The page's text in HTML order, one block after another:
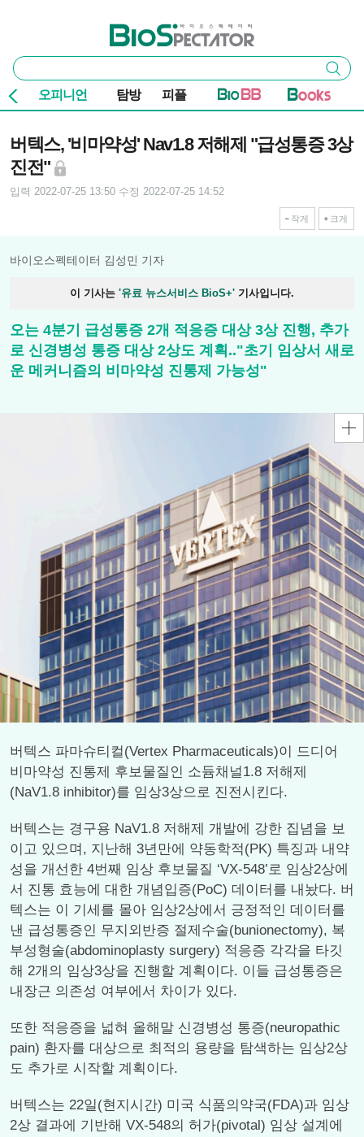
바이오스펙테이터
통
합
검
색
검색
오피니언 탐방 피플
버텍스, '비마약성' Nav1.8 저해제 "급성통증 3상
진전"
입력 2022-07-25 13:50 수정 2022-07-25 14:52
작게 크게
바이오스펙테이터 김성민 기자
이 기사는 '유료 뉴스서비스 BioS+' 기사입니다.
오는 4분기 급성통증 2개 적응증 대상 3상 진행, 추가
로 신경병성 통증 대상 2상도 계획.."초기 임상서 새로
운 메커니즘의 비마약성 진통제 가능성"
버텍스 파마슈티컬(Vertex Pharmaceuticals)이 드디어
비마약성 진통제 후보물질인 소듐채널1.8 저해제
(NaV1.8 inhibitor)를 임상3상으로 진전시킨다.
버텍스는 경구용 NaV1.8 저해제 개발에 강한 집념을 보
이고 있으며, 지난해 3년만에 약동학적(PK) 특징과 내약
성을 개선한 4번째 임상 후보물질 ‘VX-548’로 임상2상에
서 진통 효능에 대한 개념입증(PoC) 데이터를 내놨다. 버
텍스는 이 기세를 몰아 임상2상에서 긍정적인 데이터를
낸 급성통증인 무지외반증 절제수술(bunionectomy), 복
부성형술(abdominoplasty surgery) 적응증 각각을 타깃
해 2개의 임상3상을 진행할 계획이다. 이들 급성통증은
내장근 의존성 여부에서 차이가 있다.
또한 적응증을 넓혀 올해말 신경병성 통증(neuropathic
pain) 환자를 대상으로 최적의 용량을 탐색하는 임상2상
도 추가로 시작할 계획이다.
버텍스는 22일(현지시간) 미국 식품의약국(FDA)과 임상
2상 결과에 기반해 VX-548의 허가(pivotal) 임상 설계에